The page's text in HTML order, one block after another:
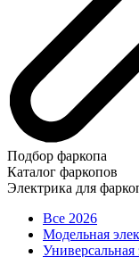
Подбор фаркопа
Каталог фаркопов
Электрика для
Все 2026
Модельная
Универсальная